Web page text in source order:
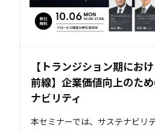
【トランジション期にお
前線】企業価値向上のた
ナビリティ
本セミナーでは、サステナビリ